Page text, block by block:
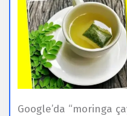
Google’da “moringa